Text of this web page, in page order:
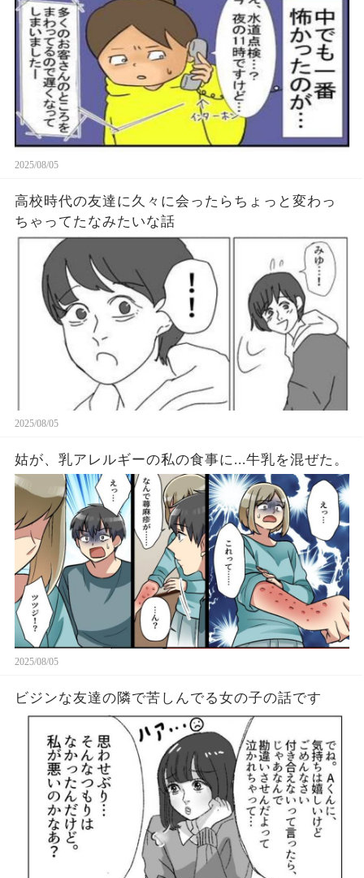
2025/08/05
高校時代の友達に久々に会ったらちょっと変わっ
ちゃってたなみたいな話
2025/08/05
姑が、乳アレルギーの私の食事に...牛乳を混ぜた。
2025/08/05
ビジンな友達の隣で苦しんでる女の子の話です